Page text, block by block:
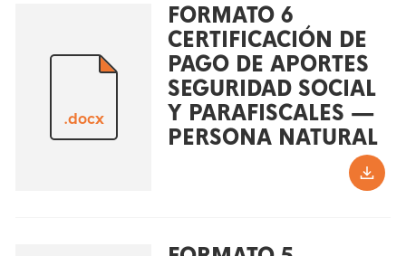
.docx
FORMATO 6
CERTIFICACIÓN DE
PAGO DE APORTES
SEGURIDAD SOCIAL
Y PARAFISCALES —
PERSONA NATURAL